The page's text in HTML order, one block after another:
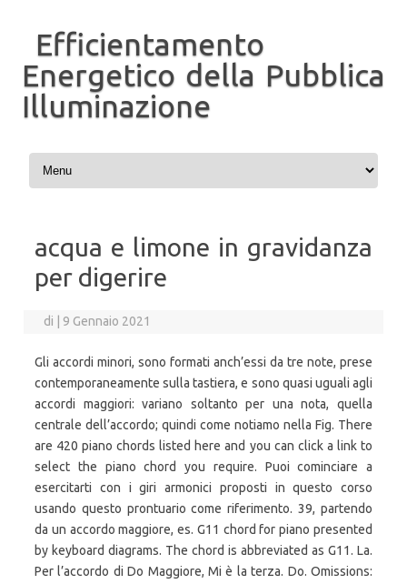
Efficientamento
Energetico della Pubblica
Illuminazione
Vai al contenuto
acqua e limone in gravidanza
per digerire
di 9 Gennaio 2021
Gli accordi minori, sono formati anch’essi da tre note, prese
contemporaneamente sulla tastiera, e sono quasi uguali agli
accordi maggiori: variano soltanto per una nota, quella
centrale dell’accordo; quindi come notiamo nella Fig. There
are 420 piano chords listed here and you can click a link to
select the piano chord you require. Puoi cominciare a
esercitarti con i giri armonici proposti in questo corso
usando questo prontuario come riferimento. 39, partendo
da un accordo maggiore, es. G11 chord for piano presented
by keyboard diagrams. The chord is abbreviated as G11. La.
Per l’accordo di Do Maggiore, Mi è la terza. Do. Omissions: